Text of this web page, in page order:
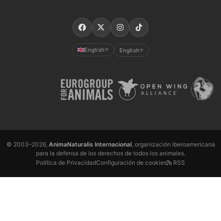
English ▼ English ▼
© 2003–2026, AnimaNaturalis Internacional, organización iberoamericana
para la defensa de los derechos de todos los animales.
Política de PrivacidadConfiguración de cookies RSS